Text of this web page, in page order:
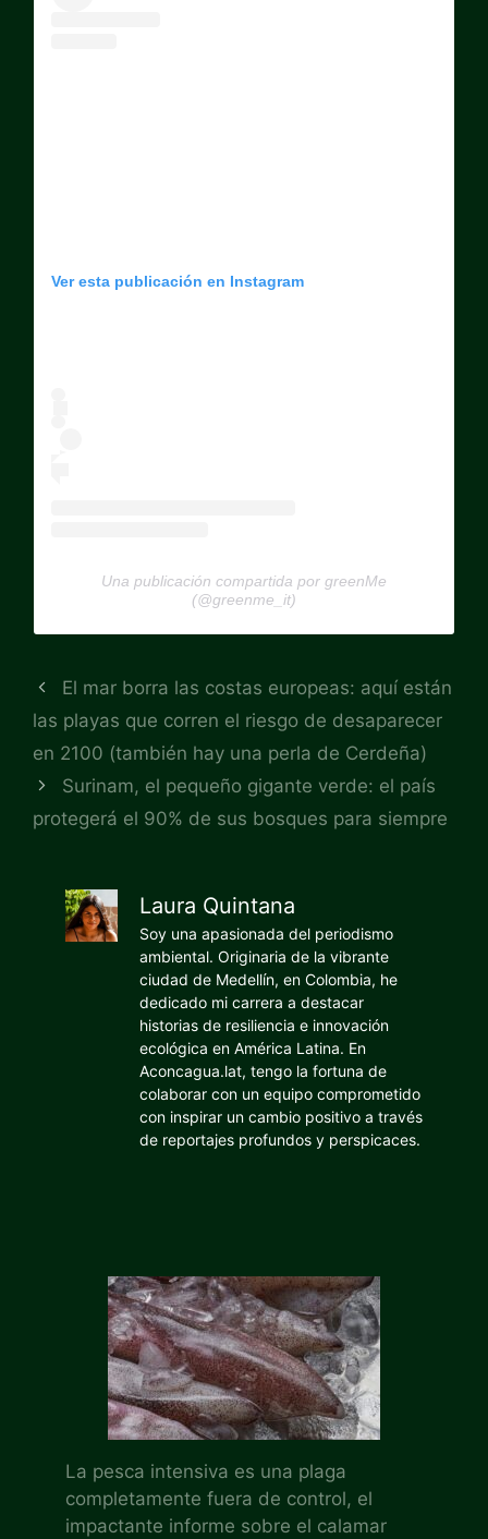
Ver esta publicación en Instagram
Una publicación compartida por greenMe
(@greenme_it)
El mar borra las costas europeas: aquí están
las playas que corren el riesgo de desaparecer
en 2100 (también hay una perla de Cerdeña)
Surinam, el pequeño gigante verde: el país
protegerá el 90% de sus bosques para siempre
Laura Quintana
Soy una apasionada del periodismo
ambiental. Originaria de la vibrante
ciudad de Medellín, en Colombia, he
dedicado mi carrera a destacar
historias de resiliencia e innovación
ecológica en América Latina. En
Aconcagua.lat, tengo la fortuna de
colaborar con un equipo comprometido
con inspirar un cambio positivo a través
de reportajes profundos y perspicaces.
La pesca intensiva es una plaga
completamente fuera de control, el
impactante informe sobre el calamar